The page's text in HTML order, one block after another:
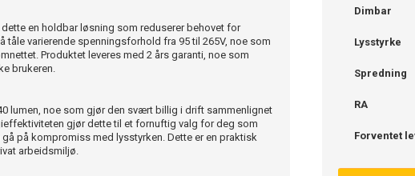
en holdbar løsning som reduserer behovet for
tåle varierende spenningsforhold fra 95 til 265V, noe som
Produktet leveres med 2 års garanti, noe som
brukeren.
lumen, noe som gjør den svært billig i drift sammenlignet
gjør dette til et fornuftig valg for deg som
på kompromiss med lysstyrken. Dette er en praktisk
arbeidsmiljø.
Dimbar
Lysstyrke
Spredning
RA
Forventet